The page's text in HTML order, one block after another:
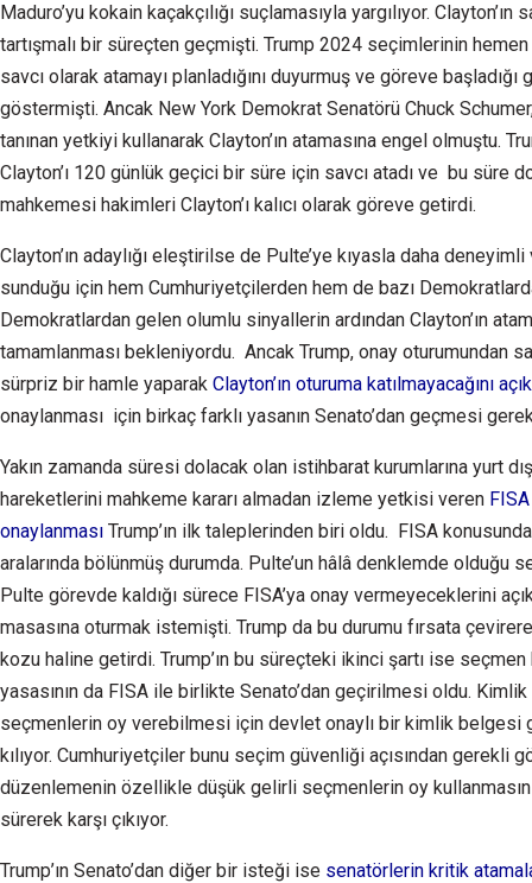
Maduro’yu kokain kaçakçılığı suçlamasıyla yargılıyor.
tartışmalı bir süreçten geçmişti. Trump 2024 seçimlerinin hemen
savcı olarak atamayı planladığını duyurmuş ve göreve başladığı
göstermişti. Ancak New York Demokrat Senatörü Chuck
tanınan yetkiyi kullanarak Clayton’ın atamasına engel olmuştu.
Clayton’ı 120 günlük geçici bir süre için savcı atadı ve bu süre
mahkemesi hakimleri Clayton’ı kalıcı olarak göreve getirdi.
Clayton’ın adaylığı eleştirilse de Pulte’ye kıyasla daha
sunduğu için hem Cumhuriyetçilerden hem de bazı
Demokratlardan gelen olumlu sinyallerin ardından Clayton’ın
tamamlanması bekleniyordu. Ancak Trump, onay oturumundan
sürpriz bir hamle yaparak Clayton’ın oturuma katılmayacağını
onaylanması için birkaç farklı yasanın Senato’dan geçmesi
Yakın zamanda süresi dolacak olan istihbarat kurumlarına yurt
hareketlerini mahkeme kararı almadan izleme yetkisi veren
onaylanması Trump’ın ilk taleplerinden biri oldu. FISA
aralarında bölünmüş durumda. Pulte’un hâlâ denklemde olduğu
Pulte görevde kaldığı sürece FISA’ya onay vermeyeceklerini
masasına oturmak istemişti. Trump da bu durumu fırsata
kozu haline getirdi. Trump’ın bu süreçteki ikinci şartı ise
yasasının da FISA ile birlikte Senato’dan geçirilmesi oldu.
seçmenlerin oy verebilmesi için devlet onaylı bir kimlik belgesi
kılıyor. Cumhuriyetçiler bunu seçim güvenliği açısından gerekli
düzenlemenin özellikle düşük gelirli seçmenlerin oy kullanmasını
sürerek karşı çıkıyor.
Trump’ın Senato’dan diğer bir isteği ise senatörlerin kritik